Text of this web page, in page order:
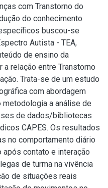
com Transtorno do
do conhecimento
buscou-se
Autista - TEA,
de ensino da
a relação entre Transtorno
Trata-se de um estudo
com abordagem
a análise de
de dados/bibliotecas
CAPES. Os resultados
no comportamento diário
contato e interação
de turma na vivência
de situações reais